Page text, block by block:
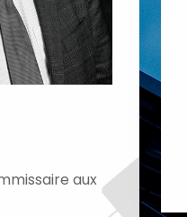
aux